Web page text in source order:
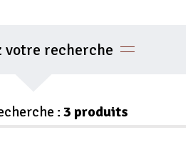
votre recherche
: 3 produits